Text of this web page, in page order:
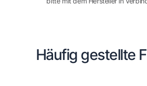
Häufig gestellte